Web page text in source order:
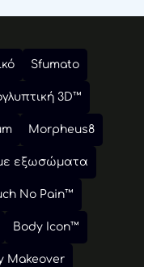
Sfumato
3D™
Morpheus8
εξωσώματα
No Pain™
Body Icon™
Makeover